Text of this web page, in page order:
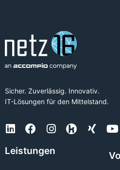
Sicher. Zuverlässig. Innovativ.
IT-Lösungen für den Mittelstand.
Leistungen